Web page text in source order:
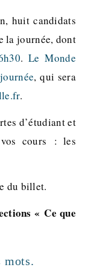
huit candidats
la journée, dont
.Le Monde
, qui sera
.
d’étudiant et
vos cours : les
du billet.
« Ce que
mots.